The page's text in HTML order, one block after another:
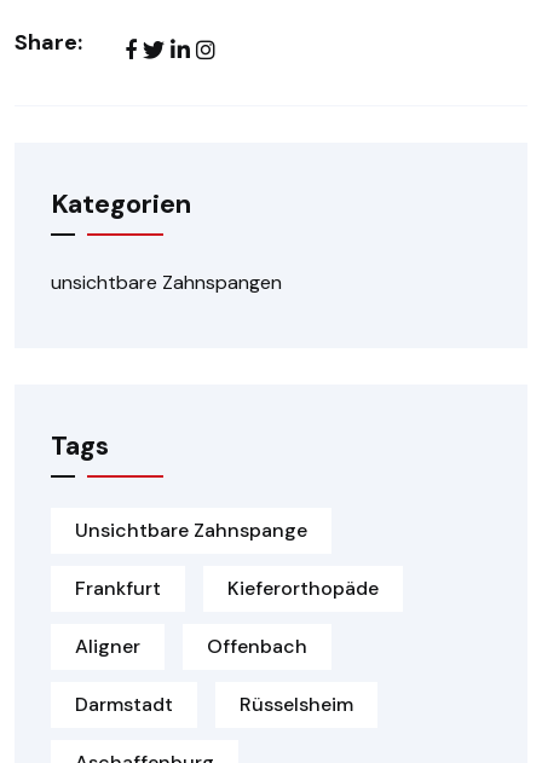
Share:
Kategorien
unsichtbare Zahnspangen
Tags
Unsichtbare Zahnspange
Frankfurt Kieferorthopäde
Aligner Offenbach
Darmstadt Rüsselsheim